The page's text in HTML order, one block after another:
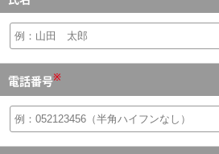
電話番号※